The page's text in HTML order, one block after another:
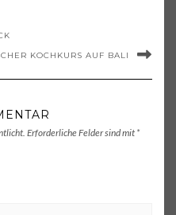
KOCHKURS AUF BALI
Erforderliche Felder sind mit *